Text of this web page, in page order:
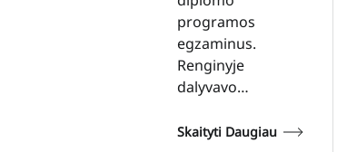
programos
egzaminus.
Renginyje
dalyvavo…
Skaityti Daugiau